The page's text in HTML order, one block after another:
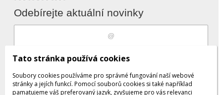
Odebírejte aktuální novinky
Souhlasím szpracováním osobních
údajů
Tato stránka používá cookies
Soubory cookies používáme pro správné fungování naší webové
stránky a jejích funkcí. Pomocí souborů cookies si také například
pamatujeme váš preferovaný jazyk, zvyšujeme pro vás relevanci